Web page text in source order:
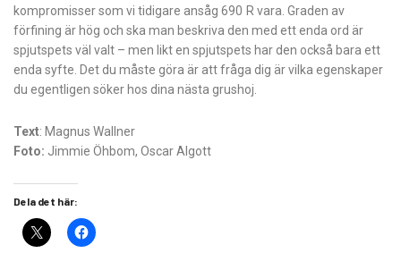
kompromisser som vi tidigare ansåg 690 R vara. Graden av
förfining är hög och ska man beskriva den med ett enda ord är
spjutspets väl valt – men likt en spjutspets har den också bara ett
enda syfte. Det du måste göra är att fråga dig är vilka egenskaper
du egentligen söker hos dina nästa grushoj.
Text: Magnus Wallner
Foto: Jimmie Öhbom, Oscar Algott
Dela det här: